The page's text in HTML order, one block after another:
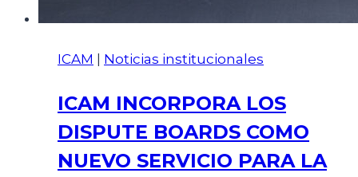
ICAM Noticias institucionales
ICAM INCORPORA LOS
DISPUTE BOARDS COMO
NUEVO SERVICIO PARA LA